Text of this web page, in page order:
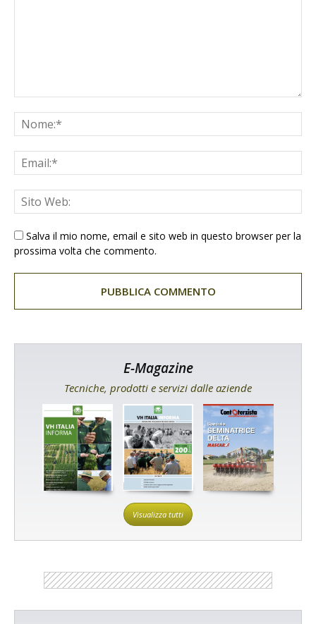
Salva il mio nome, email e sito web in questo browser per la
prossima volta che commento.
E-Magazine
Tecniche, prodotti e servizi dalle aziende
Visualizza tutti